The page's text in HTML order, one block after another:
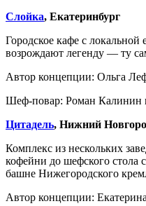
Слойка, Екатеринбург
Городское кафе с локальной
возрождают легенду — ту
Автор концепции: Ольга
Шеф-повар: Роман Калинин
Цитадель, Нижний
Комплекс из нескольких
кофейни до шефского стола
башне Нижегородского
Автор концепции: